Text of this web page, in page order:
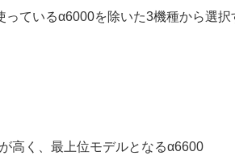
っているα6000を除いた3機種から選択
高く、最上位モデルとなるα6600